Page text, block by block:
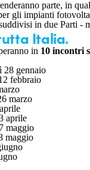
parte, in
gli impianti
in due Parti -
Italia.
in 10 incontri
28 gennaio
febbraio
marzo
aprile
maggio
maggio